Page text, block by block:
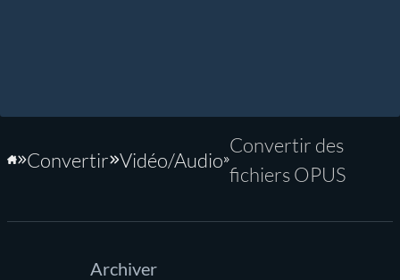
Accueil
Convertir Vidéo/Audio
Convertir des
fichiers OPUS
Archiver